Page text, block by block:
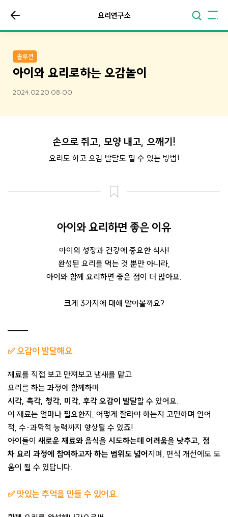
요리연구소
솔루션
아이와 요리로하는 오감놀이
2024.02.20 08:00
손으로 쥐고, 모양 내고, 으깨기!
요리도 하고 오감 발달도 할 수 있는 방법!
아이와 요리하면 좋은 이유
아이의 성장과 건강에 중요한 식사!
완성된 요리를 먹는 것 뿐만 아니라,
아이와 함께 요리하면 좋은 점이 더 많아요.
크게 3가지에 대해 알아볼까요?
✅오감이 발달해요.
재료를 직접 보고 만져보고 냄새를 맡고
요리를 하는 과정에 함께하며
시각, 촉각, 청각, 미각, 후각 오감이 발달할 수 있어요.
이 재료는 얼마나 필요한지, 어떻게 잘라야 하는지 고민하며 언어
적, 수·과학적 능력까지 향상될 수 있죠!
아이들이 새로운 재료와 음식을 시도하는데 어려움을 낮추고, 점
차 요리 과정에 참여하고자 하는 범위도 넓어지며, 편식 개선에도 도
움이 될 수 있답니다.
✅ 맛있는 추억을 만들 수 있어요.